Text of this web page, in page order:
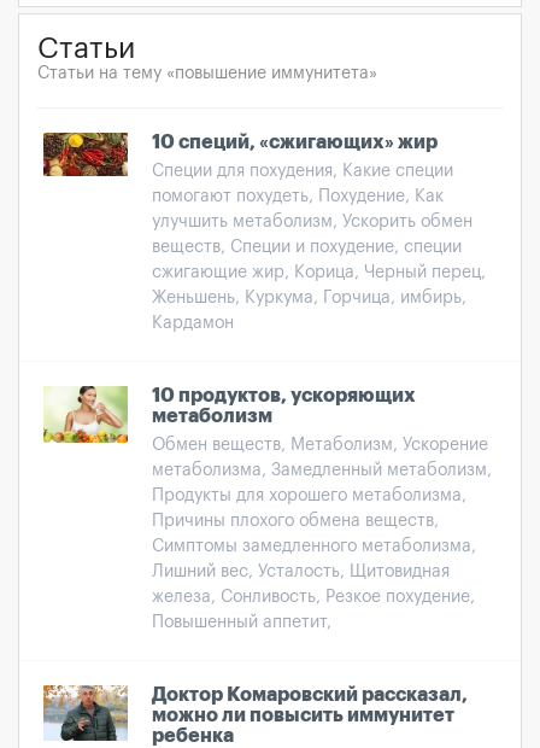
Статьи
Статьи на тему «повышение иммунитета»
10 специй, «сжигающих» жир
Специи для похудения, Какие специи
помогают похудеть, Похудение, Как
улучшить метаболизм, Ускорить обмен
веществ, Специи и похудение, специи
сжигающие жир, Корица, Черный перец,
Женьшень, Куркума, Горчица, имбирь,
Кардамон
10 продуктов, ускоряющих
метаболизм
Обмен веществ, Метаболизм, Ускорение
метаболизма, Замедленный метаболизм,
Продукты для хорошего метаболизма,
Причины плохого обмена веществ,
Симптомы замедленного метаболизма,
Лишний вес, Усталость, Щитовидная
железа, Сонливость, Резкое похудение,
Повышенный аппетит,
Доктор Комаровский рассказал,
можно ли повысить иммунитет
ребенка